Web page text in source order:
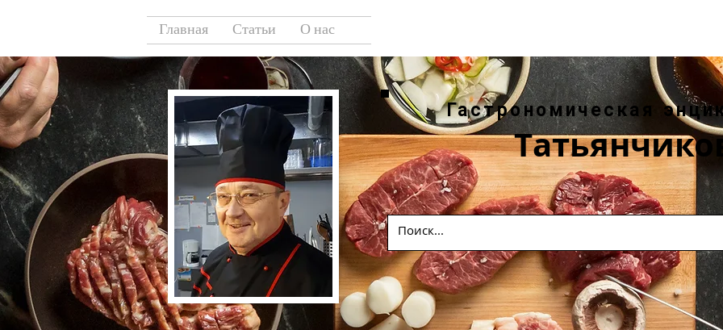
Главная Статьи О нас
Гастрономическая